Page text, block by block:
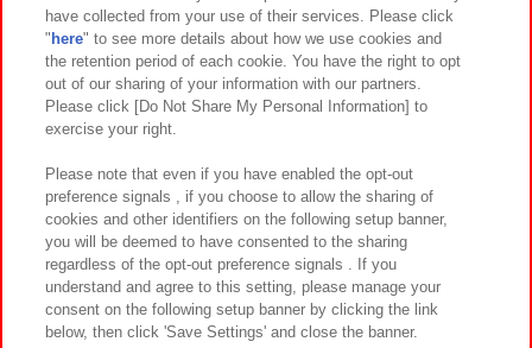
関連会社 サステナビリティ サイトポリシー
プライバシーポリシー ウェブアクセシビリティ方針と検証結果
お取引先さまとともに
カスタマーハラスメント対応方針 よくあるご質問・お問い合わせ
©Bandai Namco Amusement Inc.
have collected from your use of their services. Please click
" here" to see more details about how we use cookies and
the retention period of each cookie. You have the right to opt
out of our sharing of your information with our partners.
Please click [Do Not Share My Personal Information] to
exercise your right.
Please note that even if you have enabled the opt-out
preference signals , if you choose to allow the sharing of
cookies and other identifiers on the following setup banner,
you will be deemed to have consented to the sharing
regardless of the opt-out preference signals . If you
understand and agree to this setting, please manage your
consent on the following setup banner by clicking the link
below, then click 'Save Settings' and close the banner.